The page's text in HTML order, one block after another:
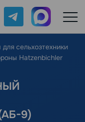
Telegram Max
сельхозтехники
Hatzenbichler
9)